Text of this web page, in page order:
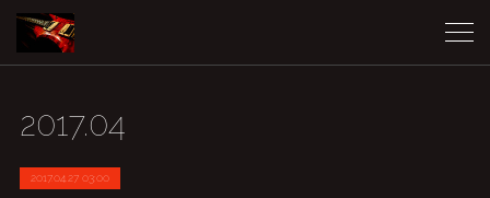
2017.04
2017.04.27 03:00